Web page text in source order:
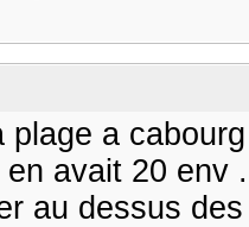
plage a
avait 20 env
au dessus